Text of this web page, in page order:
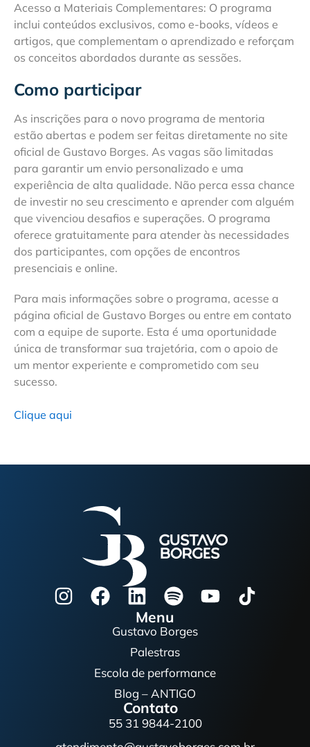
Acesso a Materiais Complementares: O programa
inclui conteúdos exclusivos, como e-books, vídeos e
artigos, que complementam o aprendizado e reforçam
os conceitos abordados durante as sessões.
Como participar
As inscrições para o novo programa de mentoria
estão abertas e podem ser feitas diretamente no site
oficial de Gustavo Borges. As vagas são limitadas
para garantir um envio personalizado e uma
experiência de alta qualidade. Não perca essa chance
de investir no seu crescimento e aprender com alguém
que vivenciou desafios e superações. O programa
oferece gratuitamente para atender às necessidades
dos participantes, com opções de encontros
presenciais e online.
Para mais informações sobre o programa, acesse a
página oficial de Gustavo Borges ou entre em contato
com a equipe de suporte. Esta é uma oportunidade
única de transformar sua trajetória, com o apoio de
um mentor experiente e comprometido com seu
sucesso.
Clique aqui
Menu
Gustavo Borges
Palestras
Escola de performance
Blog – ANTIGO
Contato
55 31 9844-2100